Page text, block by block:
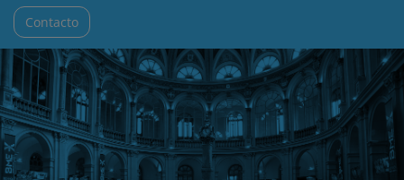
Contacto